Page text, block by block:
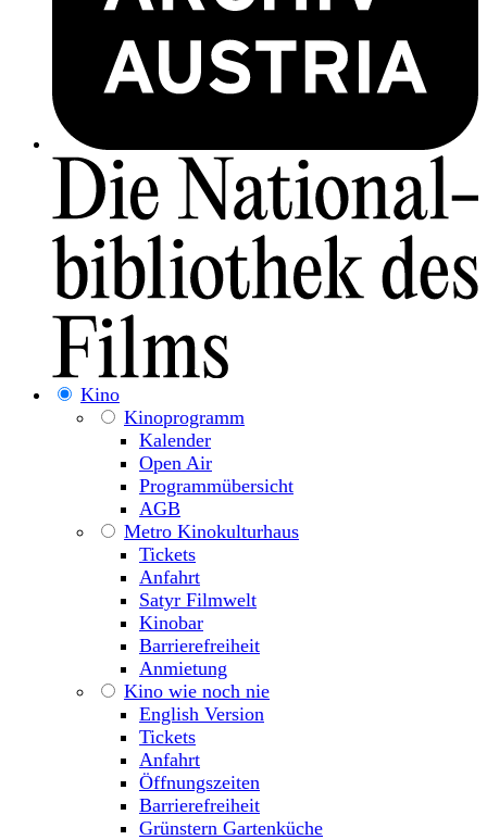
Kino
Kinoprogramm
Kalender
Open Air
Programmübersicht
AGB
Metro Kinokulturhaus
Tickets
Anfahrt
Satyr Filmwelt
Kinobar
Barrierefreiheit
Anmietung
Kino wie noch nie
English Version
Tickets
Anfahrt
Öffnungszeiten
Barrierefreiheit
Grünstern Gartenküche